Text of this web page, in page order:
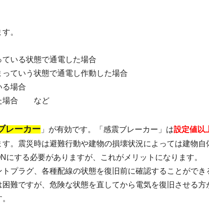
。
いる状態で通電した場合
ていう状態で通電し作動した場合
場合
た場合 など
レーカー 」が有効です。「感震ブレーカー」は設定値以
す。震災時は避難行動や建物の損壊状況によっては建物自
する必要がありますが、これがメリットになります。
プラグ、各種配線の状態を復旧前に確認することができ
難ですが、危険な状態を直してから電気を復旧させる方